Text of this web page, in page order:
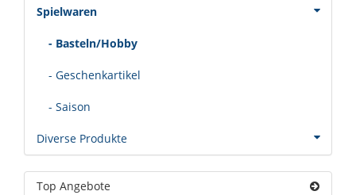
Spielwaren
- Basteln/Hobby
- Geschenkartikel
- Saison
Diverse Produkte
Top Angebote